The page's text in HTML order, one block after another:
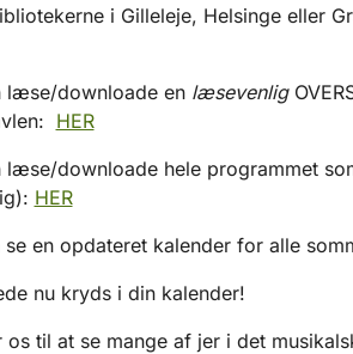
i Gilleleje, Helsinge eller
læse/downloade enlæsevenlig
HER
læse/downloade hele programmet
HER
se en opdateret kalender for alle
nu kryds i din kalender!
til at se mange af jer i det